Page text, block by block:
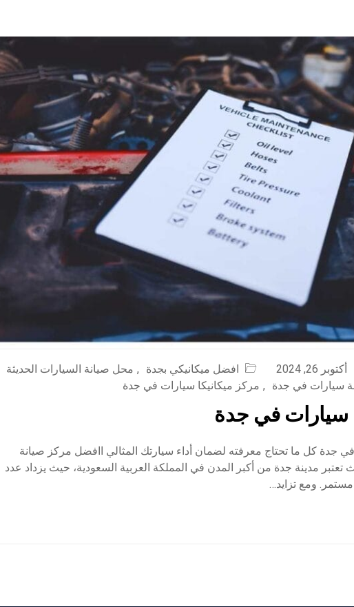
أكتوبر 26, 2024 افضل ميكانيكي بجدة , محل صيانة السيارات الحديثة
سيارات في جدة , مركز ميكانيكا سيارات في جدة
سيارات في جدة
جدة كل ما تحتاج معرفته لضمان أداء سيارتك المثالي اافضل مركز صيانة
مدينة جدة من أكبر المدن في المملكة العربية السعودية، حيث يزداد عدد
ومع تزايد…